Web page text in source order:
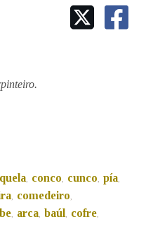
CORPORATIVA
DEL ADALID
HOMENAXEADAS
DAS LETRAS
, conco, cunco, pía,
, comedeiro,
, arca, baúl , cofre,